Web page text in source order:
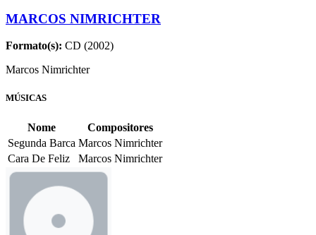
MARCOS NIMRICHTER
Formato(s): CD (2002)
Marcos Nimrichter
MÚSICAS
Nome
Compositores
Segunda Barca Marcos Nimrichter
Cara De Feliz
Marcos Nimrichter